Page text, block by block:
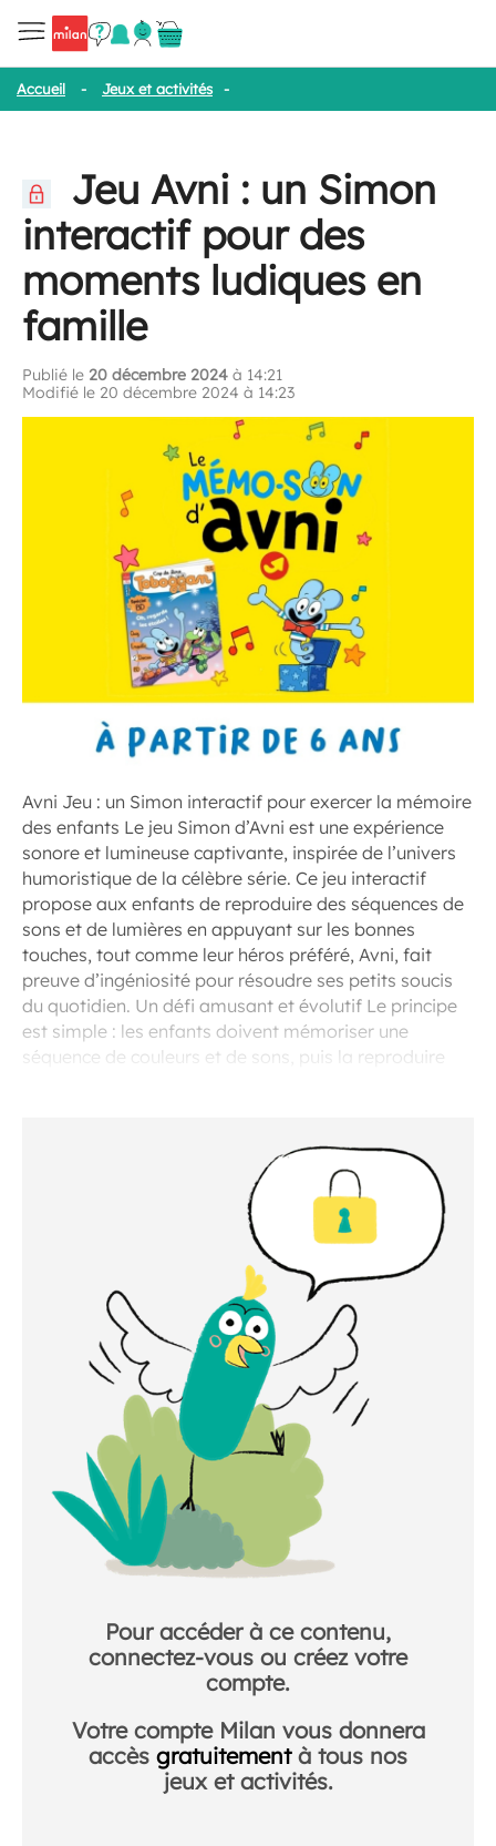
Accueil - Jeux et activités -
Jeu Avni : un Simon
interactif pour des
moments ludiques en
famille
Publié le 20 décembre 2024 à 14:21
Modifié le 20 décembre 2024 à 14:23
Avni Jeu : un Simon interactif pour exercer la mémoire
des enfants Le jeu Simon d’Avni est une expérience
sonore et lumineuse captivante, inspirée de l’univers
humoristique de la célèbre série. Ce jeu interactif
propose aux enfants de reproduire des séquences de
sons et de lumières en appuyant sur les bonnes
touches, tout comme leur héros préféré, Avni, fait
preuve d’ingéniosité pour résoudre ses petits soucis
du quotidien. Un défi amusant et évolutif Le principe
est simple : les enfants doivent mémoriser une
séquence de couleurs et de sons, puis la reproduire
Pour accéder à ce contenu,
connectez-vous ou créez votre
compte.
Votre compte Milan vous donnera
accès gratuitementà tous nos
jeux et activités.